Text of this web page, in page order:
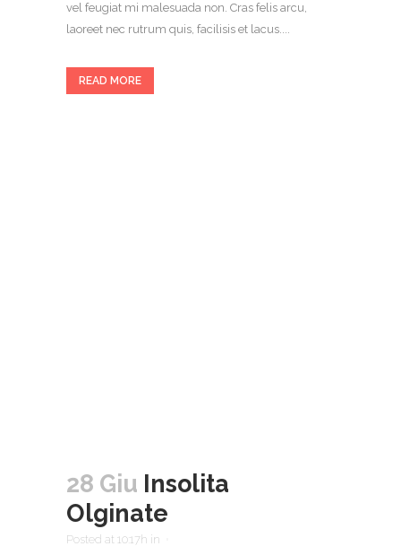
vel feugiat mi malesuada non. Cras felis arcu,
laoreet nec rutrum quis, facilisis et lacus....
READ MORE
28 Giu Insolita
Olginate
Posted at 10:17h in